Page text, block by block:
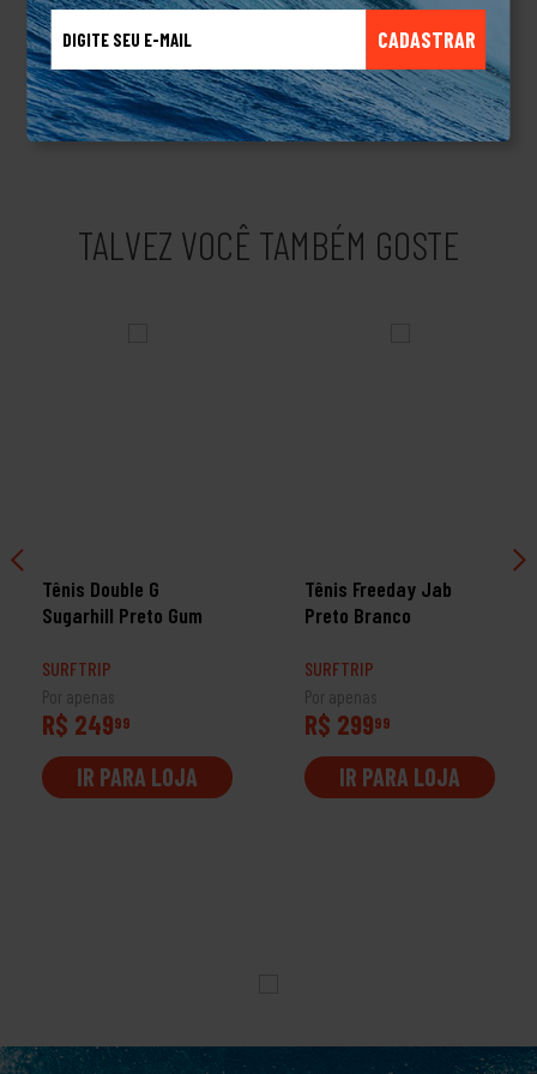
CADASTRAR
essas sensações, dando liberdade e conforto quando estão
calçados.A marca caiu rapidamente nos gostos dos jovens com
estilos de vida no surf, skate e bodyboard. Chegaram na Europa,
viraram tendência em Portugal, cruzando fronteiras.Produto
Original.
TALVEZ VOCÊ TAMBÉM GOSTE
Tênis Double G
Sugarhill Preto Gum
SURFTRIP
Por apenas
R$ 24999
IR PARA LOJA
Tênis Freeday Jab
Preto Branco
SURFTRIP
Por apenas
R$ 29999
IR PARA LOJA